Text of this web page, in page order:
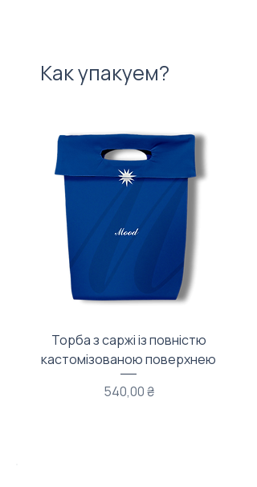
Как упакуем?
Торба з саржі із повністю
кастомізованою поверхнею
Цена
540,00 ₴